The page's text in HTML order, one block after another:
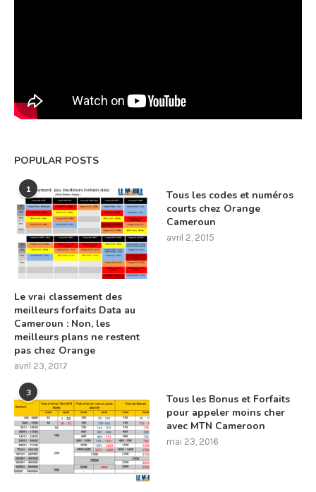
POPULAR POSTS
1
Le vrai classement des
meilleurs forfaits Data au
Cameroun : Non, les
meilleurs plans ne restent
pas chez Orange
avril 23, 2017
Tous les codes et numéros
courts chez Orange
Cameroun
avril 2, 2015
3
Tous les Bonus et Forfaits
pour appeler moins cher
avec MTN Cameroon
mai 23, 2016